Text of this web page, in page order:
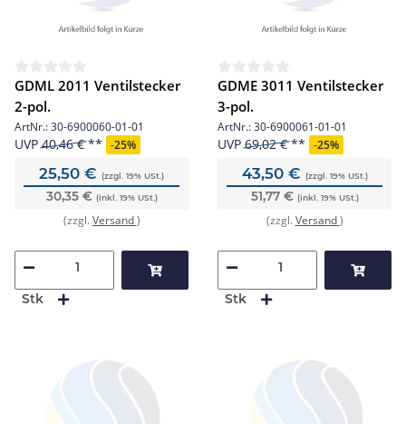
GDML 2011 Ventilstecker
2-pol.
ArtNr.:30-6900060-01-01
UVP40,46 € -25%
25,50 € (zzgl. 19% USt.)
30,35 € (inkl. 19% USt.)
(zzgl.Versand)
Stk
GDME 3011 Ventilstecker
3-pol.
ArtNr.:30-6900061-01-01
UVP69,02 € -25%
43,50 € (zzgl. 19% USt.)
51,77 € (inkl. 19% USt.)
(zzgl.Versand)
Stk